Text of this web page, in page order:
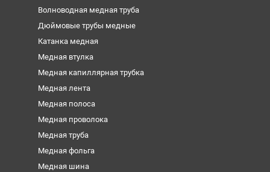
Волноводная медная труба
Дюймовые трубы медные
Катанка медная
Медная втулка
Медная капиллярная трубка
Медная лента
Медная полоса
Медная проволока
Медная труба
Медная фольга
Медная шина